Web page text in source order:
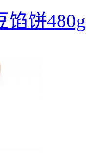
馅饼480g